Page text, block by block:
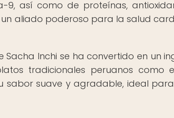
así como de proteínas,
aliado poderoso para la salud
Sacha Inchi se ha convertido en un
tradicionales peruanos como
sabor suave y agradable, ideal